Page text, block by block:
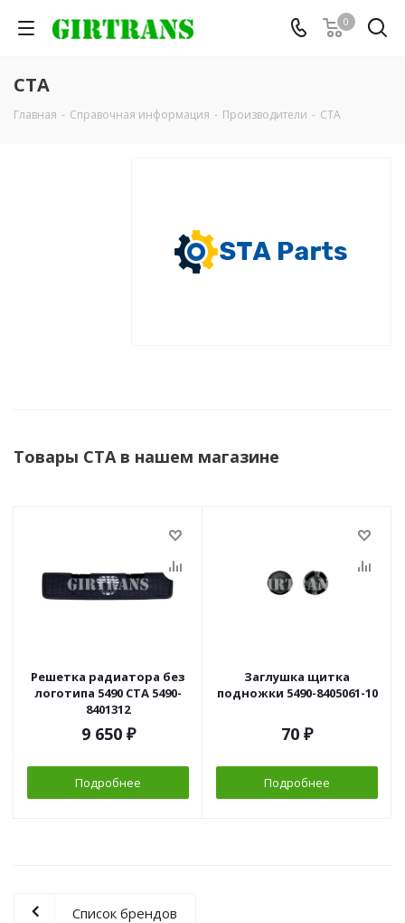
0
СТА
Главная - Справочная информация - Производители - СТА
Товары СТА в нашем магазине
Решетка радиатора без
логотипа 5490 СТА 5490-
8401312
9 650₽
Подробнее
Заглушка щитка
подножки 5490-8405061-10
70 ₽
Подробнее
Список брендов